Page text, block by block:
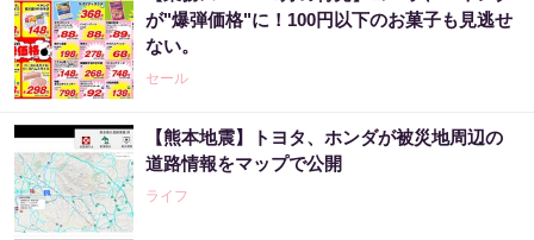
が"爆弾価格"に！100円以下のお菓子も見逃せ
ない。
セール
【熊本地震】トヨタ、ホンダが被災地周辺の
道路情報をマップで公開
ライフ